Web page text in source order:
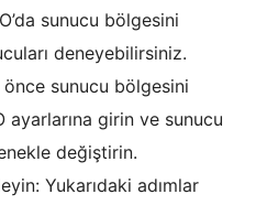
sunucu bölgesini
deneyebilirsiniz.
sunucu bölgesini
girin ve sunucu
değiştirin.
Yukarıdaki adımlar